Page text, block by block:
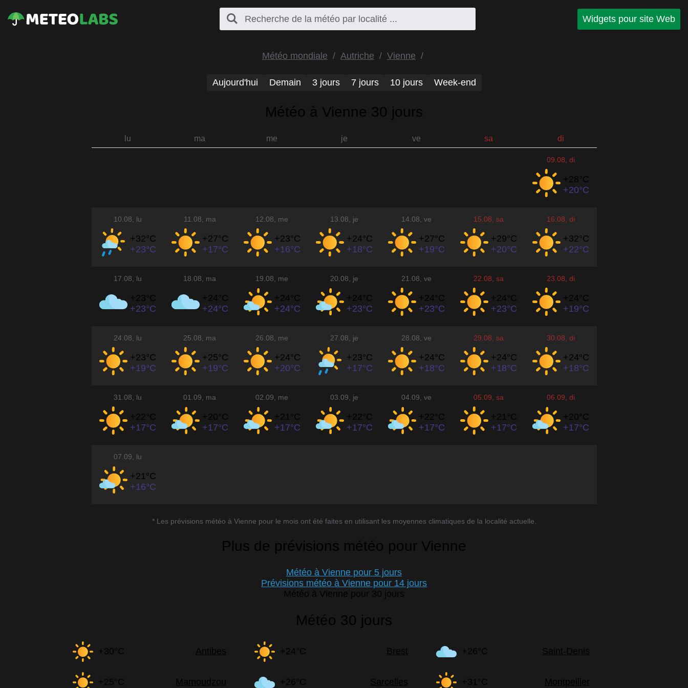
Widgets pour site Web
Météo mondiale Autriche Vienne
Aujourd'hui Demain 3 jours 7 jours 10 jours Week-end
Météo à Vienne 30 jours
lu ma me je ve sa di
09.08 , di
+28° C
+20°C
10.08 , lu
+32°C
+23°C
11.08 , ma
+27°C
+17°C
12.08 , me
+23°C
+16°C
13.08 , je
+24°C
+18°C
14.08 , ve
+27°C
+19°C
15.08 , sa
+29°C
+20°C
16.08 , di
+32°C
+22°C
17.08 , lu
+23° C
+23°C
18.08 , ma
+24° C
+24°C
19.08 , me
+24° C
+24°C
20.08 , je
+24° C
+23°C
21.08 , ve
+24° C
+23°C
22.08 , sa
+24° C
+23°C
23.08 , di
+24° C
+19°C
24.08 , lu
+23°C
+19°C
25.08 , ma
+25°C
+19°C
26.08 , me
+24°C
+20°C
27.08 , je
+23°C
+17°C
28.08 , ve
+24°C
+18°C
29.08 , sa
+24°C
+18°C
30.08 , di
+24°C
+18°C
31.08 , lu
+22° C
+17°C
01.09 , ma
+20° C
+17°C
02.09 , me
+21° C
+17°C
03.09 , je
+22° C
+17°C
04.09 , ve
+22° C
+17°C
05.09 , sa
+21° C
+17°C
06.09 , di
+20° C
+17°C
07.09 , lu
+21°C
+16°C
* Les prévisions météo à Vienne pour le mois ont été faites en utilisant les moyennes climatiques de la localité actuelle.
Plus de prévisions météo pour Vienne
Météo à Vienne pour 5 jours
Prévisions météo à Vienne pour 14 jours
Météo à Vienne pour 30 jours
Météo 30 jours
+30°C Antibes +24°C Brest +26°C Saint-Denis
+25°C Mamoudzou +26°C Sarcelles +31°C Montpellier